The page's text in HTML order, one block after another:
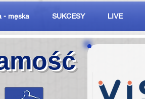
- męska SUKCESY LIVE